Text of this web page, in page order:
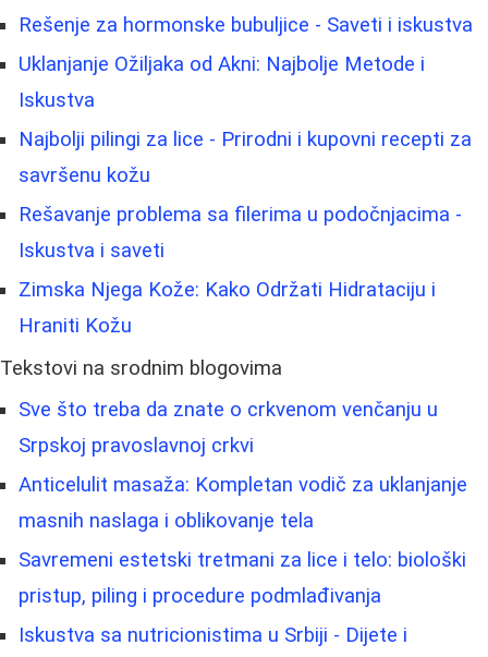
Rešenje za hormonske bubuljice - Saveti i iskustva
Uklanjanje Ožiljaka od Akni: Najbolje Metode i
Iskustva
Najbolji pilingi za lice - Prirodni i kupovni recepti za
savršenu kožu
Rešavanje problema sa filerima u podočnjacima -
Iskustva i saveti
Zimska Njega Kože: Kako Održati Hidrataciju i
Hraniti Kožu
Tekstovi na srodnim blogovima
Sve što treba da znate o crkvenom venčanju u
Srpskoj pravoslavnoj crkvi
Anticelulit masaža: Kompletan vodič za uklanjanje
masnih naslaga i oblikovanje tela
Savremeni estetski tretmani za lice i telo: biološki
pristup, piling i procedure podmlađivanja
Iskustva sa nutricionistima u Srbiji - Dijete i